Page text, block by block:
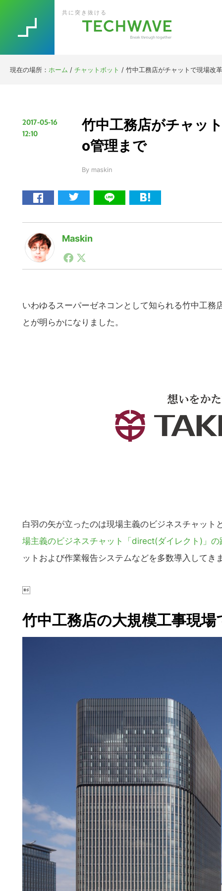
to
primary
to
main
to
primary
to
footer
共に突き抜ける
現在の場所： ホーム / チャットボット / 竹中工務店がチャットで現場改
2017-05-16
12:10
竹中工務店がチャッ
o管理まで
By maskin
Maskin
1990年代初頭から記者としてまた起業家としてITス
る。シリコンバレーやEU等でのスタートアップを経
いわゆるスーパーゼネコンとして知られる竹中工
とが明らかになりました。
白羽の矢が立ったのは現場主義のビジネスチャッ
場主義のビジネスチャット「direct(ダイレクト)」の
ットおよび作業報告システムなどを多数導入してき

竹中工務店の大規模工事現場